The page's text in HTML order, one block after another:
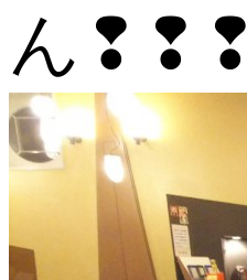
ん❢❢❢